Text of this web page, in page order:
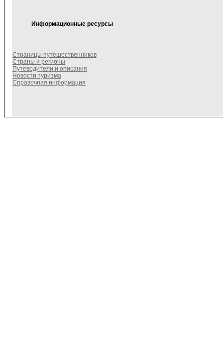
Информационные ресурсы
Страницы путешественников
Страны и регионы
Путеводители и описания
Новости туризма
Справочная информация